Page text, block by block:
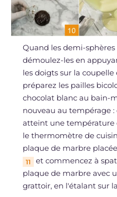
Quand les demi-sphères
démoulez-les en
les doigts sur la
préparez les pailles
chocolat blanc au bain-
nouveau au tempérage
atteint une température
le thermomètre de
plaque de marbre
11
et commencez à
plaque de marbre avec
grattoir, en l'étalant sur